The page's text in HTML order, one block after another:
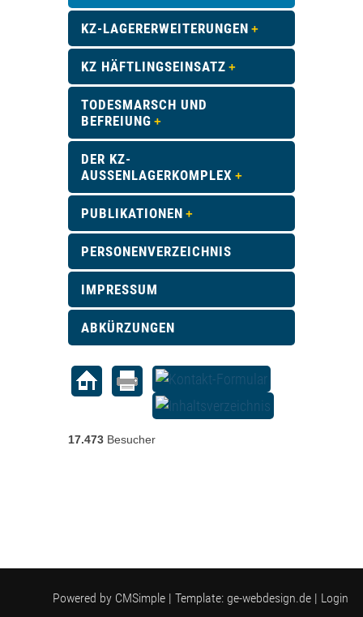
KZ-LAGERERWEITERUNGEN
KZ HÄFTLINGSEINSATZ
TODESMARSCH UND
BEFREIUNG
DER KZ-
AUSSENLAGERKOMPLEX
PUBLIKATIONEN
PERSONENVERZEICHNIS
IMPRESSUM
ABKÜRZUNGEN
17.473 Besucher
Powered by CMSimple | Template:ge-webdesign.de | Login